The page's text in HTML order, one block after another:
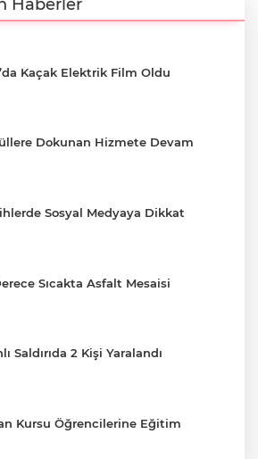
Haberler
Kaçak Elektrik Film Oldu
Dokunan Hizmete Devam
Sosyal Medyaya Dikkat
Sıcakta Asfalt Mesaisi
Saldırıda 2 Kişi Yaralandı
Kursu Öğrencilerine Eğitim